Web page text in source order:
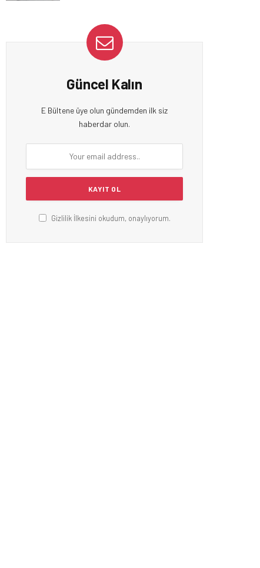
Güncel Kalın
E Bültene üye olun gündemden ilk siz
haberdar olun.
Gizlilik İlkesini okudum, onaylıyorum.